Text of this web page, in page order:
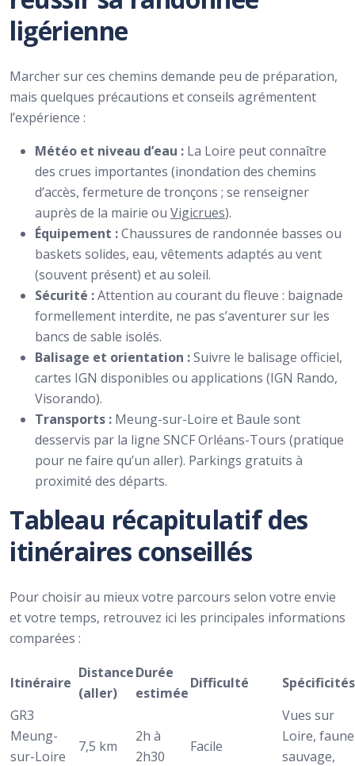
ligérienne
Marcher sur ces chemins demande peu de préparation,
mais quelques précautions et conseils agrémentent
l’expérience :
Météo et niveau d’eau : La Loire peut connaître
des crues importantes (inondation des chemins
d’accès, fermeture de tronçons ; se renseigner
auprès de la mairie ou Vigicrues).
Équipement :Chaussures de randonnée basses ou
baskets solides, eau, vêtements adaptés au vent
(souvent présent) et au soleil.
Sécurité :Attention au courant du fleuve : baignade
formellement interdite, ne pas s’aventurer sur les
bancs de sable isolés.
Balisage et orientation :Suivre le balisage officiel,
cartes IGN disponibles ou applications (IGN Rando,
Visorando).
Transports : Meung-sur-Loire et Baule sont
desservis par la ligne SNCF Orléans-Tours (pratique
pour ne faire qu’un aller). Parkings gratuits à
proximité des départs.
Tableau récapitulatif des
itinéraires conseillés
Pour choisir au mieux votre parcours selon votre envie
et votre temps, retrouvez ici les principales informations
comparées :
Itinéraire
Distance
(aller)
Durée
estimée
Difficulté
Spécificités
GR3
Meung-
sur-Loire
7,5 km
2h à
2h30
Facile
Vues sur
Loire, faune
sauvage,